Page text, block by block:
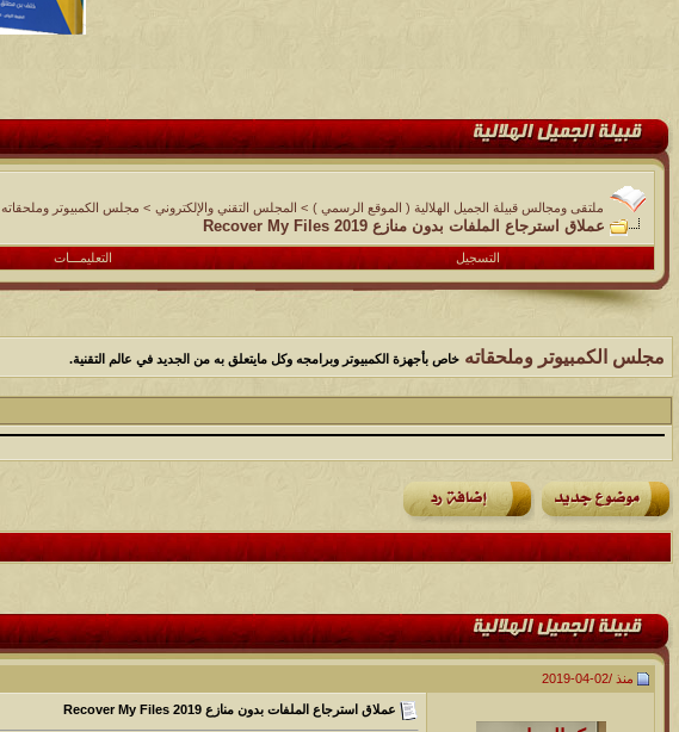
ملتقى ومجالس قبيلة الجميل الهلالية ( الموقع الرسمي ) > المجلس التقني والإلكتروني > مجلس الكمبيوتر وملحقاته
عملاق استرجاع الملفات بدون منازع Recover My Files 2019
التسجيل التعليمـــات
مجلس الكمبيوتر وملحقاته خاص بأجهزة الكمبيوتر وبرامجه وكل مايتعلق به من الجديد في عالم التقنية.
منذ /02-04-2019
عملاق استرجاع الملفات بدون منازع Recover My Files 2019